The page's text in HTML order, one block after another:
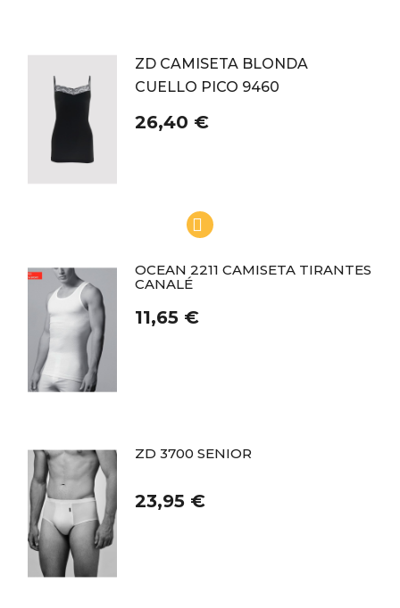
ZD CAMISETA BLONDA
CUELLO PICO 9460
26,40 €
OCEAN 2211 CAMISETA TIRANTES
CANALÉ
11,65 €
ZD 3700 SENIOR
23,95 €